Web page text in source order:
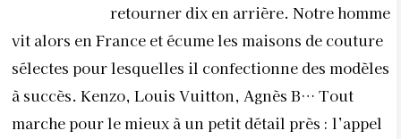
retourner dix en arrière. Notre homme
vit alors en France et écume les maisons de couture
sélectes pour lesquelles il confectionne des modèles
à succès. Kenzo, Louis Vuitton, Agnès B… Tout
marche pour le mieux à un petit détail près : l’appel